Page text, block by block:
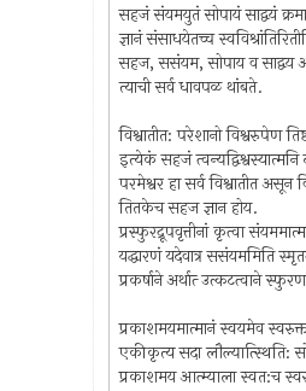
सहजं संयमयुतं सोपायं साद्वयं
ज्ञानं संसाधयेतच्च
सहज, ससंयम, सोपाय व साद्वय
त्याची सर्व धावपळ थांबते.
विश्वातीत: परेशानो विश्वरुपेण
इत्येकं सहजं
परमेश्वर हा सर्व विश्वातीत
तितकेच सहज ज्ञान होय.
प्रस्फुरद्रूपवृत्तीनां कृत्वा
यद्धारणं यदेवात्र ससंयममिति
प्रकर्षाने अर्थात्‍ उत्कटत्वाने
प्रकाशमयमात्मानं स्वयमेव
एकीकृत्य सदा लौल्यात्स्थिति:
प्रकाशमय आत्म्याला स्वत:च